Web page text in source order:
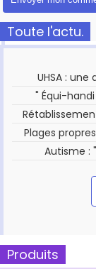
Toute l'actu.
UHSA :
" Équi-
Plages
Autisme :
Produits